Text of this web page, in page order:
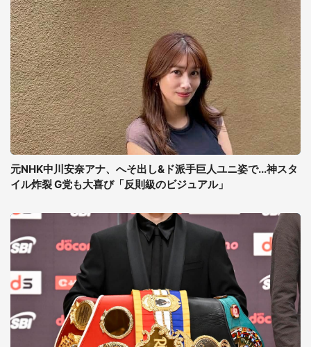
元NHK中川安奈アナ、へそ出し&ド派手巨人ユニ姿で...神スタ
イル炸裂 G党も大喜び「反則級のビジュアル」